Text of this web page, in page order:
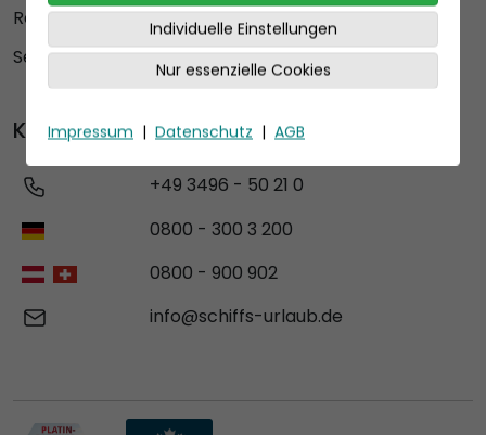
Individuelle Einstellungen
Nur essenzielle Cookies
Impressum | Datenschutz | AGB
Reiseziele
Service
Kontakt
+49 3496 - 50 21 0
0800 - 300 3 200
0800 - 900 902
info@schiffs-urlaub.de